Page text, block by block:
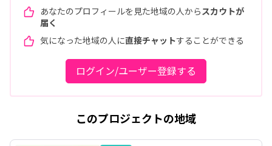
あなたのプロフィールを見た地域の人から スカウトが
届く
気になった地域の人に直接チャットすることができる
ログイン/ユーザー登録する
このプロジェクトの地域